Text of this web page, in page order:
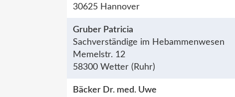
30625 Hannover
Gruber Patricia
Sachverständige im Hebammenwesen
Memelstr. 12
58300 Wetter (Ruhr)
Bäcker Dr. med. Uwe